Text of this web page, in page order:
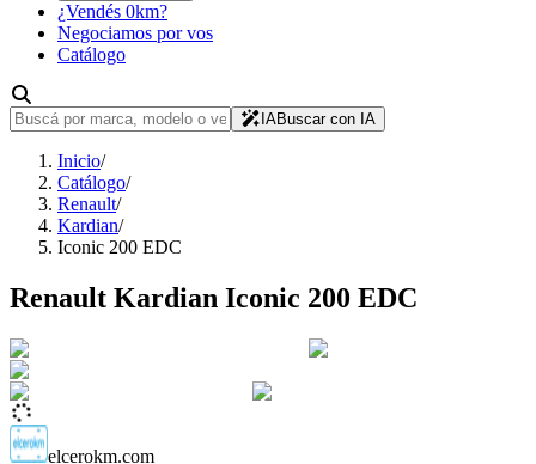
¿Vendés 0km?
Negociamos por vos
Catálogo
IABuscar con IA
Inicio/
Catálogo/
Renault/
Kardian/
Iconic 200 EDC
Renault Kardian Iconic 200 EDC
elcerokm.com